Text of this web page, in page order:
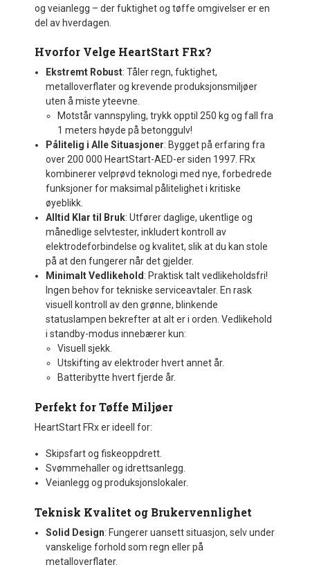
og veianlegg – der fuktighet og tøffe omgivelser er en
del av hverdagen.
Hvorfor Velge HeartStart FRx?
Ekstremt Robust: Tåler regn, fuktighet,
metalloverflater og krevende produksjonsmiljøer
uten å miste yteevne.
Motstår vannspyling, trykk opptil 250 kg og fall fra
1 meters høyde på betonggulv!
Pålitelig i Alle Situasjoner: Bygget på erfaring fra
over 200 000 HeartStart-AED-er siden 1997. FRx
kombinerer velprøvd teknologi med nye, forbedrede
funksjoner for maksimal pålitelighet i kritiske
øyeblikk.
Alltid Klar til Bruk: Utfører daglige, ukentlige og
månedlige selvtester, inkludert kontroll av
elektrodeforbindelse og kvalitet, slik at du kan stole
på at den fungerer når det gjelder.
Minimalt Vedlikehold: Praktisk talt vedlikeholdsfri!
Ingen behov for tekniske serviceavtaler. En rask
visuell kontroll av den grønne, blinkende
statuslampen bekrefter at alt er i orden. Vedlikehold
i standby-modus innebærer kun:
Visuell sjekk.
Utskifting av elektroder hvert annet år.
Batteribytte hvert fjerde år.
Perfekt for Tøffe Miljøer
HeartStart FRx er ideell for:
Skipsfart og fiskeoppdrett.
Svømmehaller og idrettsanlegg.
Veianlegg og produksjonslokaler.
Teknisk Kvalitet og Brukervennlighet
Solid Design: Fungerer uansett situasjon, selv under
vanskelige forhold som regn eller på
metalloverflater.